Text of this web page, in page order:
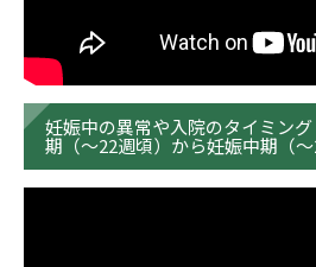
アクセス
JP EN
妊娠中の異常や入院のタイミン
期（～22週頃）から妊娠中期（